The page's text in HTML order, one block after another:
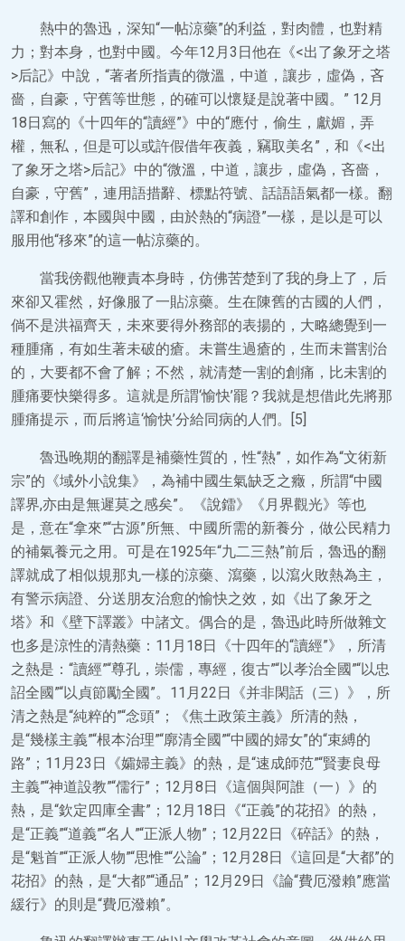
熱中的魯迅，深知“一帖涼藥”的利益，對肉體，也對精
力；對本身，也對中國。今年12月3日他在《<出了象牙之塔
>后記》中說，“著者所指責的微溫，中道，讓步，虛偽，吝
嗇，自豪，守舊等世態，的確可以懷疑是說著中國。” 12月
18日寫的《十四年的“讀經”》中的“應付，偷生，獻媚，弄
權，無私，但是可以或許假借年夜義，竊取美名”，和《<出
了象牙之塔>后記》中的“微溫，中道，讓步，虛偽，吝嗇，
自豪，守舊”，連用語措辭、標點符號、話語語氣都一樣。翻
譯和創作，本國與中國，由於熱的“病證”一樣，是以是可以
服用他“移來”的這一帖涼藥的。
當我傍觀他鞭責本身時，仿佛苦楚到了我的身上了，后
來卻又霍然，好像服了一貼涼藥。生在陳舊的古國的人們，
倘不是洪福齊天，未來要得外務部的表揚的，大略總覺到一
種腫痛，有如生著未破的瘡。未嘗生過瘡的，生而未嘗割治
的，大要都不會了解；不然，就清楚一割的創痛，比未割的
腫痛要快樂得多。這就是所謂‘愉快’罷？我就是想借此先將那
腫痛提示，而后將這‘愉快’分給同病的人們。[5]
魯迅晚期的翻譯是補藥性質的，性“熱”，如作為“文術新
宗”的《域外小說集》，為補中國生氣缺乏之癥，所謂“中國
譯界,亦由是無遲莫之感矣”。《說鐳》《月界觀光》等也
是，意在“拿來”“古源”所無、中國所需的新養分，做公民精力
的補氣養元之用。可是在1925年“九二三熱”前后，魯迅的翻
譯就成了相似規那丸一樣的涼藥、瀉藥，以瀉火敗熱為主，
有警示病證、分送朋友治愈的愉快之效，如《出了象牙之
塔》和《壁下譯叢》中諸文。偶合的是，魯迅此時所做雜文
也多是涼性的清熱藥：11月18日《十四年的“讀經”》，所清
之熱是：“讀經”“尊孔，崇儒，專經，復古”“以孝治全國”“以忠
詔全國”“以貞節勵全國”。11月22日《并非閑話（三）》，所
清之熱是“純粹的”“念頭”；《焦土政策主義》所清的熱，
是“幾樣主義”“根本治理”“廓清全國”“中國的婦女”的“束縛的
路”；11月23日《孀婦主義》的熱，是“速成師范”“賢妻良母
主義”“神道設教”“儒行”；12月8日《這個與阿誰（一）》的
熱，是“欽定四庫全書”；12月18日《“正義”的花招》的熱，
是“正義”“道義”“名人”“正派人物”；12月22日《碎話》的熱，
是“魁首”“正派人物”“思惟”“公論”；12月28日《這回是“大都”的
花招》的熱，是“大都”“通品”；12月29日《論“費厄潑賴”應當
緩行》的則是“費厄潑賴”。